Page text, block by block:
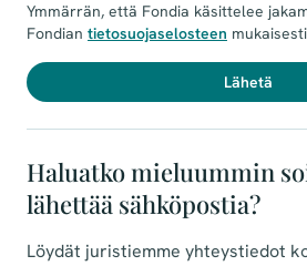
Ymmärrän, että Fondia käsittelee
Fondian tietosuojaselosteen
Lähetä
Haluatko mieluummin
lähettää sähköpostia?
Löydät juristiemme yhteystiedot